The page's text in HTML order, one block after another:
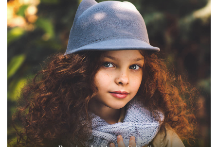
Download Gratuito